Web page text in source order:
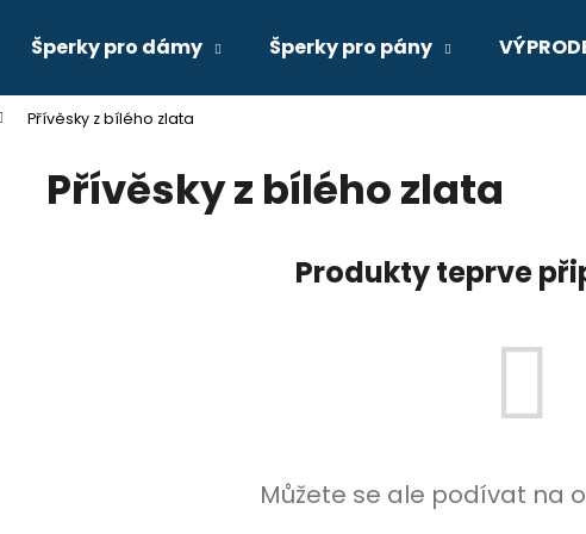
Šperky pro dámy Šperky pro pány
Přívěsky z bílého zlata
Přívěsky z bílého zlata
Produkty teprve
Můžete se ale podívat na
Co potřebujete najít?